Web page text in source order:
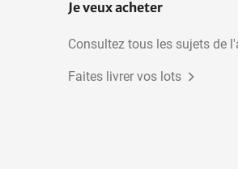
Je veux acheter
Consultez tous les sujets de
Faites livrer vos lots